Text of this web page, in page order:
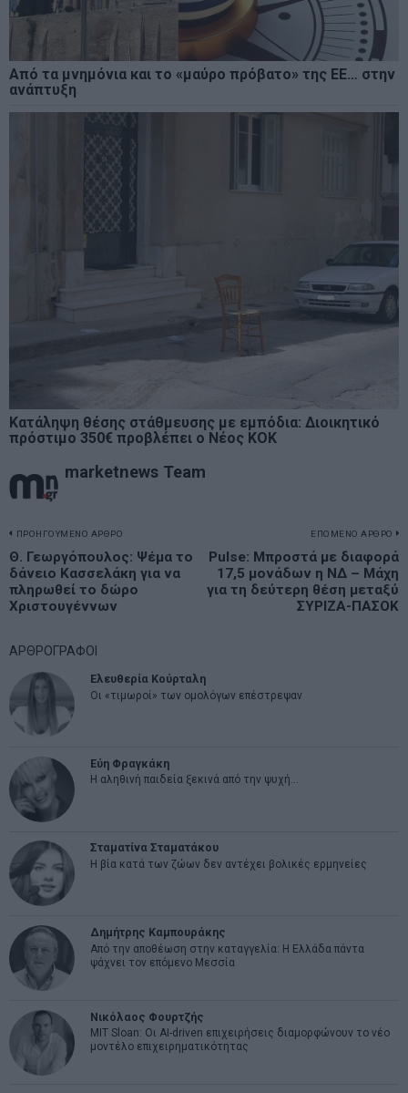
Από τα μνημόνια και το «μαύρο πρόβατο» της ΕΕ… στην
ανάπτυξη
Κατάληψη θέσης στάθμευσης με εμπόδια: Διοικητικό
πρόστιμο 350€ προβλέπει ο Νέος ΚΟΚ
marketnews Team
Πλοήγηση
άρθρων
ΠΡΟΗΓΟΥΜΕΝΟ ΑΡΘΡΟ
Previous
post:
Θ. Γεωργόπουλος: Ψέμα το
δάνειο Κασσελάκη για να
πληρωθεί το δώρο
Χριστουγέννων
ΕΠΟΜΕΝΟ ΑΡΘΡΟ
Pulse: Μπροστά με διαφορά
17,5 μονάδων η ΝΔ – Μάχη
για τη δεύτερη θέση μεταξύ
ΣΥΡΙΖΑ-ΠΑΣΟΚ
ΑΡΘΡΟΓΡΑΦΟΙ
Ελευθερία Κούρταλη
Οι «τιμωροί» των ομολόγων επέστρεψαν
Εύη Φραγκάκη
Η αληθινή παιδεία ξεκινά από την ψυχή…
Σταματίνα Σταματάκου
Η βία κατά των ζώων δεν αντέχει βολικές ερμηνείες
Δημήτρης Καμπουράκης
Από την αποθέωση στην καταγγελία: Η Ελλάδα πάντα
ψάχνει τον επόμενο Μεσσία
Νικόλαος Φουρτζής
MIT Sloan: Οι AI-driven επιχειρήσεις διαμορφώνουν το νέο
μοντέλο επιχειρηματικότητας